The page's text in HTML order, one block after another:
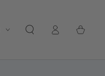
In
Winkelwagen